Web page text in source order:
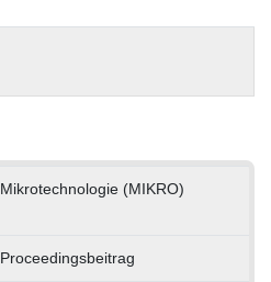
Mikrotechnologie (MIKRO)
Proceedingsbeitrag